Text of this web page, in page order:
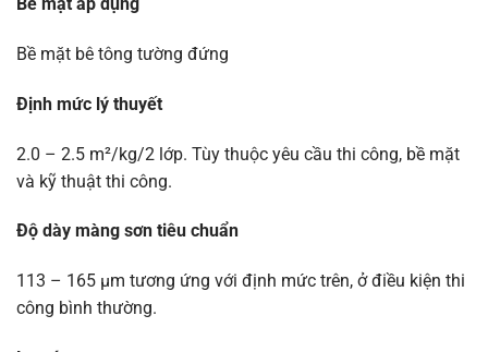
Bề mặt bê tông tường đứng
Định mức lý thuyết
2.0 – 2.5 m²/kg/2 lớp. Tùy thuộc yêu cầu thi công, bề mặt
và kỹ thuật thi công.
Độ dày màng sơn tiêu chuẩn
113 – 165 µm tương ứng với định mức trên, ở điều kiện thi
công bình thường.